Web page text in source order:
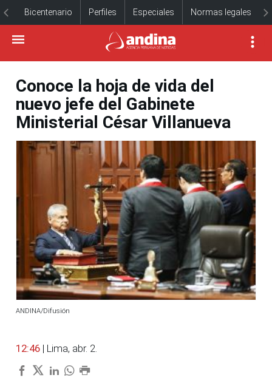
Bicentenario Perfiles Especiales Normas legales
Conoce la hoja de vida del
nuevo jefe del Gabinete
Ministerial César Villanueva
ANDINA/Difusión
12:46 | Lima, abr. 2.